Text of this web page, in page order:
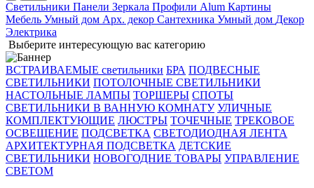
Светильники Панели Зеркала Профили Alum Картины
Мебель Умный дом Арх. декор Сантехника Умный дом Декор
Электрика
Выберите интересующую вас категорию
ВСТРАИВАЕМЫЕ светильники БРА ПОДВЕСНЫЕ
СВЕТИЛЬНИКИ ПОТОЛОЧНЫЕ СВЕТИЛЬНИКИ
НАСТОЛЬНЫЕ ЛАМПЫ ТОРШЕРЫ СПОТЫ
СВЕТИЛЬНИКИ В ВАННУЮ КОМНАТУ УЛИЧНЫЕ
КОМПЛЕКТУЮЩИЕ ЛЮСТРЫ ТОЧЕЧНЫЕ ТРЕКОВОЕ
ОСВЕЩЕНИЕ ПОДСВЕТКА СВЕТОДИОДНАЯ ЛЕНТА
АРХИТЕКТУРНАЯ ПОДСВЕТКА ДЕТСКИЕ
СВЕТИЛЬНИКИ НОВОГОДНИЕ ТОВАРЫ УПРАВЛЕНИЕ
СВЕТОМ